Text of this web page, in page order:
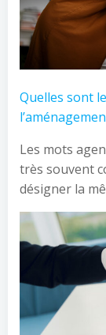
Quelles sont
Les mots
très souvent
désigner la